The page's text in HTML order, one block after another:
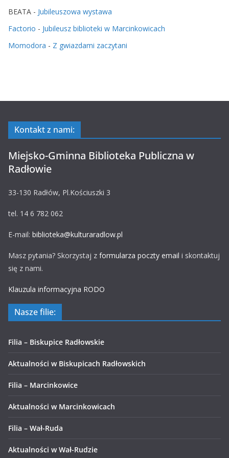
BEATA - Jubileuszowa wystawa
Factorio - Jubileusz biblioteki w Marcinkowicach
Momodora - Z gwiazdami zaczytani
Kontakt z nami:
Miejsko-Gminna Biblioteka Publiczna w
Radłowie
33-130 Radłów, Pl.Kościuszki 3
tel. 14 6 782 062
E-mail: biblioteka@kulturaradlow.pl
Masz pytania? Skorzystaj z formularza poczty email i skontaktuj
się z nami.
Klauzula informacyjna RODO
Nasze filie:
Filia – Biskupice Radłowskie
Aktualności w Biskupicach Radłowskich
Filia – Marcinkowice
Aktualności w Marcinkowicach
Filia – Wał-Ruda
Aktualności w Wał-Rudzie